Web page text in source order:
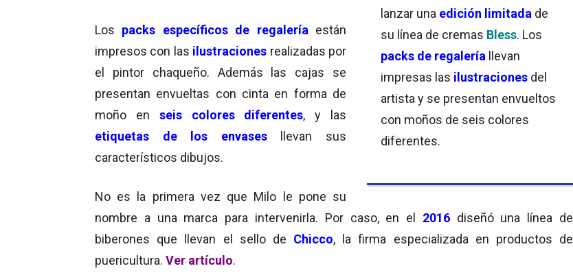
lanzar una edición limitada de
su línea de cremas Bless. Los
packs de regalería llevan
impresas las ilustraciones del
artista y se presentan envueltos
con moños de seis colores
diferentes.
Los packs específicos de regalería están
impresos con las ilustraciones realizadas por
el pintor chaqueño. Además las cajas se
presentan envueltas con cinta en forma de
moño en seis colores diferentes, y las
etiquetas de los envasesllevan sus
característicos dibujos.
No es la primera vez que Milo le pone su
nombre a una marca para intervenirla. Por caso, en el 2016 diseñó una línea de
biberones que llevan el sello de Chicco, la firma especializada en productos de
puericultura. Ver artículo.